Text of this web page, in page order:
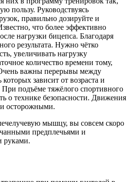
пользу. Руководствуясь
правильно дозируйте и
что более эффективно
нагрузки бицепса. Благодаря
результата. Нужно чётко
увеличивать нагрузку
количество времени тому,
важны перерывы между
зависит от возраста и
При подъёме тяжёлого спортивного
о технике безопасности. Движения
осторожными.
мышцу, вы совсем скоро
предплечьями и
руками.